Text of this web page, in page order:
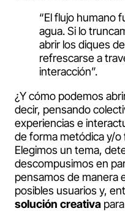
“El flujo humano
agua. Si lo
abrir los diques
refrescarse a
interacción”.
¿Y cómo podemos
decir, pensando
experiencias e
de forma metódica y/o
Elegimos un tema,
descompusimos en
pensamos de manera
posibles usuarios y,
solución creativa